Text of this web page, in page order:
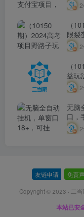
（
限裂
（
益玩
无脑
口，
友链申请 免责
Copyright © 2023 · 二
本站已安